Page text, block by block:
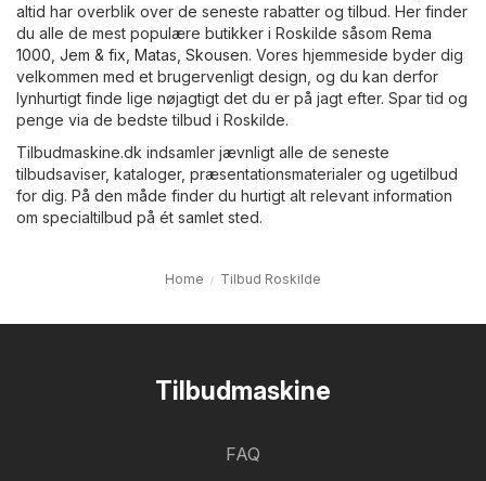
altid har overblik over de seneste rabatter og tilbud. Her finder
du alle de mest populære butikker i Roskilde såsom Rema
1000 Jem & fix Matas Skousen. Vores hjemmeside byder dig
velkommen med et brugervenligt design, og du kan derfor
lynhurtigt finde lige nøjagtigt det du er på jagt efter. Spar tid og
penge via de bedste tilbud i Roskilde.
Tilbudmaskine.dk indsamler jævnligt alle de seneste
tilbudsaviser, kataloger, præsentationsmaterialer og ugetilbud
for dig. På den måde finder du hurtigt alt relevant information
om specialtilbud på ét samlet sted.
Home Tilbud Roskilde
Tilbudmaskine
FAQ